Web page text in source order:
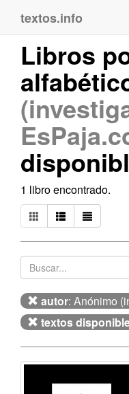
textos.info
Libros
1 libro encontrado.
autor: Anónimo
textos